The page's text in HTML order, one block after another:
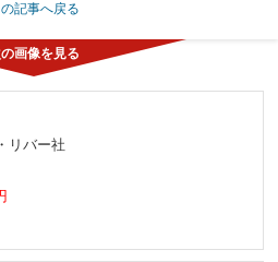
の記事へ戻る
リバー社